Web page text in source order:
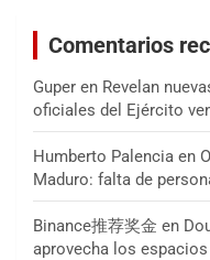
Comentarios
Guper en Revelan
oficiales del Ejército
Humberto Palencia en
Maduro: falta de
Binance推荐奖金 en
aprovecha los